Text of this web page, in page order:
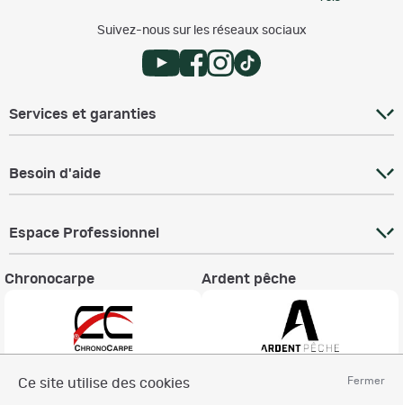
Fermer
Ce site utilise des cookies
Suivez-nous sur les réseaux sociaux
Services et garanties
Besoin d'aide
Espace Professionnel
Chronocarpe Ardent pêche